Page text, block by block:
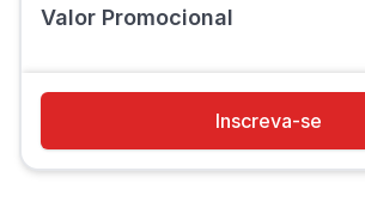
Valor Promocional
Inscreva-se